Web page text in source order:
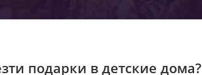
подарки в детские дома?